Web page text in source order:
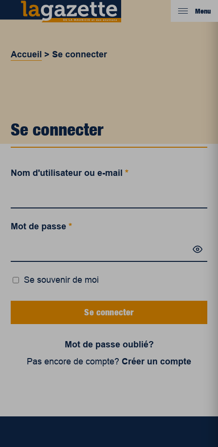
Menu
Accueil >Se connecter
Se connecter
Nom d'utilisateur ou e-mail*
Mot de passe*
Se souvenir de moi
Se connecter
Mot de passe oublié?
Pas encore de compte? Créer un compte